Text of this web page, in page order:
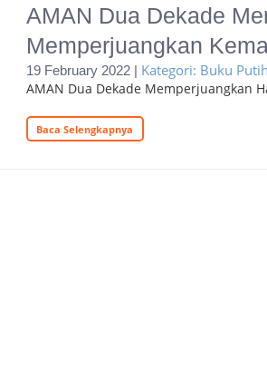
AMAN Dua Dekade
Memperjuangkan
19 February 2022 | Kategori: Buku Putih
AMAN Dua Dekade Memperjuangkan
Baca Selengkapnya